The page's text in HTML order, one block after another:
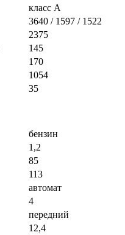
класс A
3640 / 1597 / 1522
2375
145
170
1054
35
бензин
1,2
85
113
автомат
4
передний
12,4